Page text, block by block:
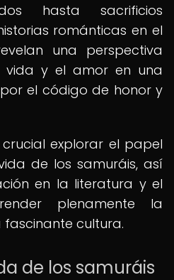
hasta sacrificios
románticas en el
una perspectiva
vida y el amor en una
el código de honor y
crucial explorar el papel
de los samuráis, así
en la literatura y el
plenamente la
cultura.
de los samuráis